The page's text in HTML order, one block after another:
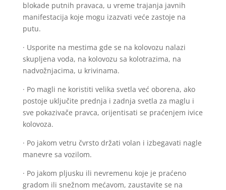
blokade putnih pravaca, u vreme trajanja javnih
manifestacija koje mogu izazvati veće zastoje na
putu.
· Usporite na mestima gde se na kolovozu nalazi
skupljena voda, na kolovozu sa kolotrazima, na
nadvožnjacima, u krivinama.
· Po magli ne koristiti velika svetla već oborena, ako
postoje uključite prednja i zadnja svetla za maglu i
sve pokazivače pravca, orijentisati se praćenjem ivice
kolovoza.
· Po jakom vetru čvrsto držati volan i izbegavati nagle
manevre sa vozilom.
· Po jakom pljusku ili nevremenu koje je praćeno
gradom ili snežnom mećavom, zaustavite se na